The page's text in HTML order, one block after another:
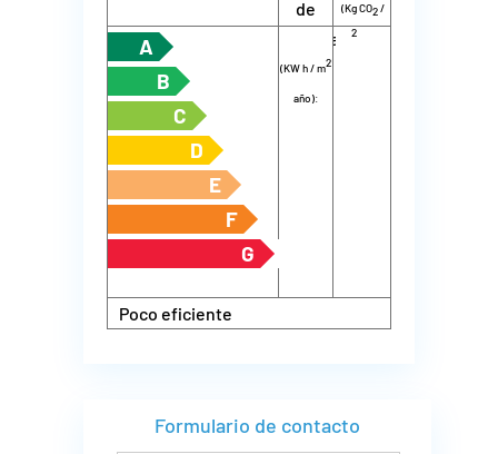
de
energía
(KW h / m2
año):
(Kg CO2/
2año):
A
B
C
D
E
F
G
Poco eficiente
Formulario de contacto